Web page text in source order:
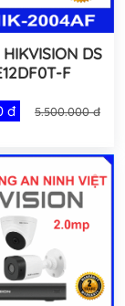
DS
F
đ 5.500.000 đ